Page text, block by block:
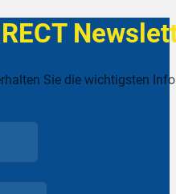
Sie die wichtigsten